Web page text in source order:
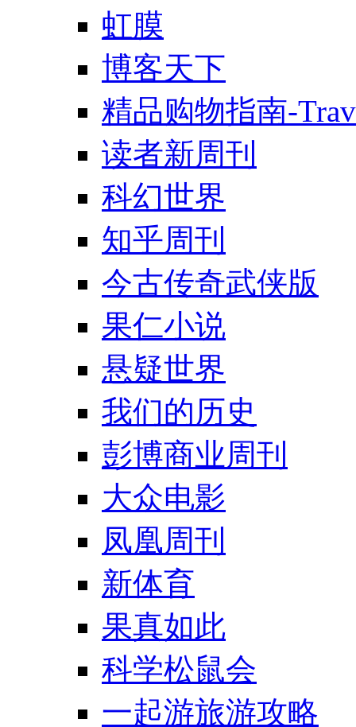
虹膜
博客天下
精品购物指南-
读者新周刊
科幻世界
知乎周刊
今古传奇武侠版
果仁小说
悬疑世界
我们的历史
彭博商业周刊
大众电影
凤凰周刊
新体育
果真如此
科学松鼠会
一起游旅游攻略